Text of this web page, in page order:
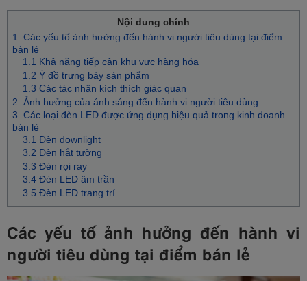
Nội dung chính
1. Các yếu tố ảnh hưởng đến hành vi người tiêu dùng tại điểm
bán lẻ
1.1 Khả năng tiếp cận khu vực hàng hóa
1.2 Ý đồ trưng bày sản phẩm
1.3 Các tác nhân kích thích giác quan
2. Ảnh hưởng của ánh sáng đến hành vi người tiêu dùng
3. Các loại đèn LED được ứng dụng hiệu quả trong kinh doanh
bán lẻ
3.1 Đèn downlight
3.2 Đèn hắt tường
3.3 Đèn rọi ray
3.4 Đèn LED âm trần
3.5 Đèn LED trang trí
Các yếu tố ảnh hưởng đến hành vi
người tiêu dùng tại điểm bán lẻ